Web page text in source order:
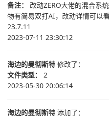
备注： 改动ZERO大佬的混合系
物有简易双打AI，改动详情可以
23.7.11
2023-07-11 23:30:12
海边的曼彻斯特 修改了：
文件类型： 2
2023-05-30 20:06:14
海边的曼彻斯特 添加了：